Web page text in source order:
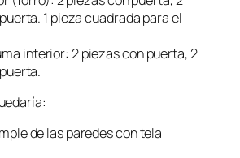
1 pieza cuadrada para el
interior: 2 piezas con puerta, 2
de las paredes con tela